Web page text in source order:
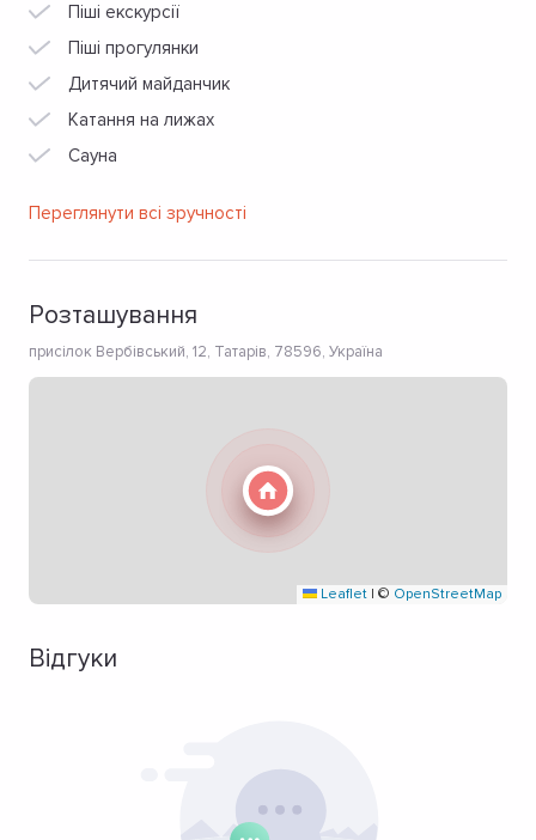
Піші екскурсії
Піші прогулянки
Дитячий майданчик
Катання на лижах
Сауна
Переглянути всі зручності
Розташування
присілок Вербівський, 12, Татарів, 78596, Україна
Leaflet | © OpenStreetMap
Відгуки